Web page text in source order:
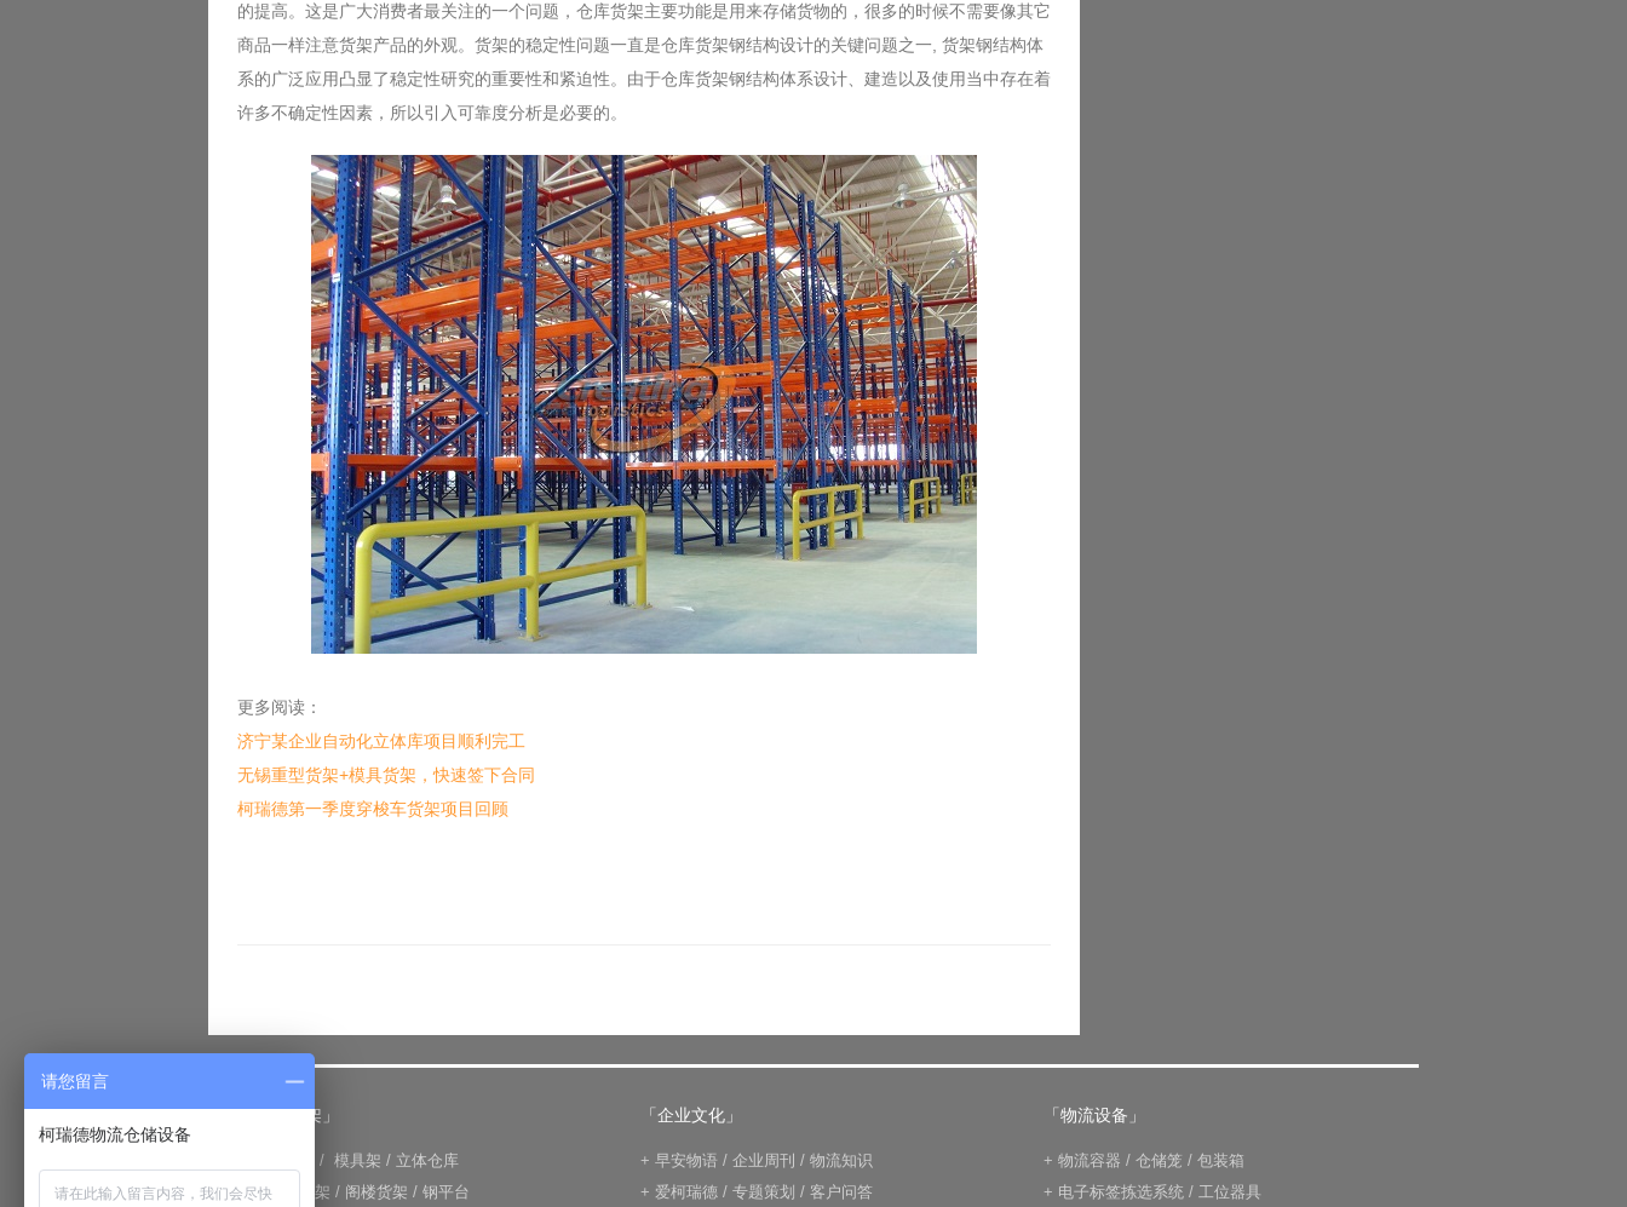
的提高。这是广大消费者最关注的一个问题，仓库货架主要功能是用来存储货物的，很多的时候不需要像其它
商品一样注意货架产品的外观。货架的稳定性问题一直是仓库货架钢结构设计的关键问题之一, 货架钢结构体
系的广泛应用凸显了稳定性研究的重要性和紧迫性。由于仓库货架钢结构体系设计、建造以及使用当中存在着
许多不确定性因素，所以引入可靠度分析是必要的。
更多阅读：
济宁某企业自动化立体库项目顺利完工
无锡重型货架+模具货架，快速签下合同
柯瑞德第一季度穿梭车货架项目回顾
「仓储货架」
/ 模具架 / 立体仓库
+重力式货架 / 阁楼货架 / 钢平台
「企业文化」
+ 早安物语 / 企业周刊 / 物流知识
+ 爱柯瑞德 / 专题策划 / 客户问答
「物流设备」
+ 物流容器 / 仓储笼 / 包装箱
+ 电子标签拣选系统 / 工位器具
请您留言
柯瑞德物流仓储设备